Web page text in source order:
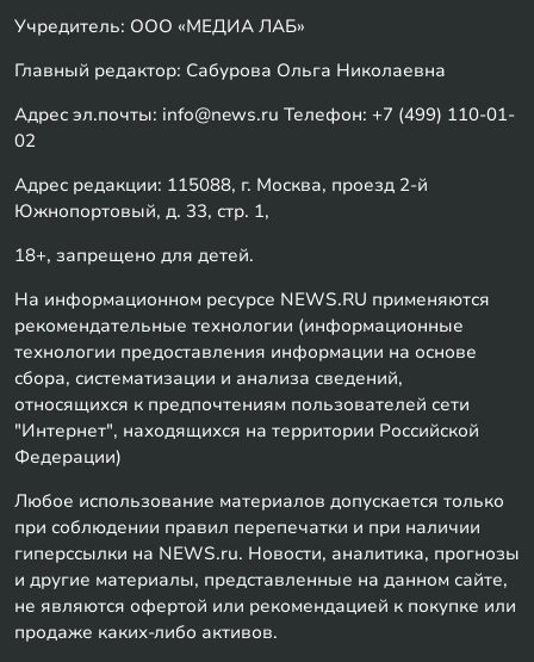
Учредитель: ООО «МЕДИА ЛАБ»
Главный редактор: Сабурова Ольга Николаевна
Адрес эл.почты: info@news.ru Телефон: +7 (499) 110-01-
02
Адрес редакции: 115088, г. Москва, проезд 2-й
Южнопортовый, д. 33, стр. 1,
18+, запрещено для детей.
На информационном ресурсе NEWS.RU применяются
рекомендательные технологии (информационные
технологии предоставления информации на основе
сбора, систематизации и анализа сведений,
относящихся к предпочтениям пользователей сети
"Интернет", находящихся на территории Российской
Федерации)
Любое использование материалов допускается только
при соблюдении правил перепечатки и при наличии
гиперссылки на NEWS.ru. Новости, аналитика, прогнозы
и другие материалы, представленные на данном сайте,
не являются офертой или рекомендацией к покупке или
продаже каких-либо активов.